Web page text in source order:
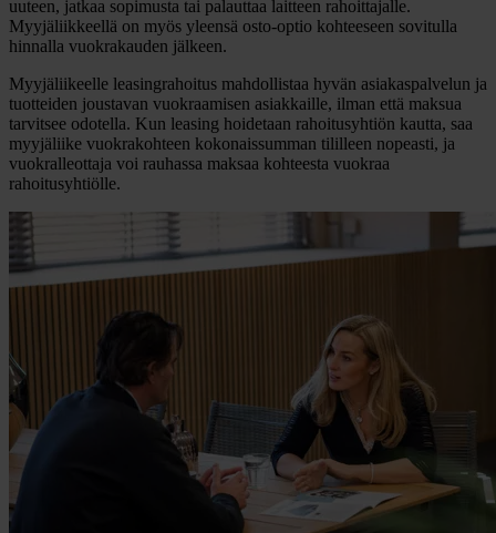
uuteen, jatkaa sopimusta tai palauttaa laitteen rahoittajalle.
Myyjäliikkeellä on myös yleensä osto-optio kohteeseen sovitulla
hinnalla vuokrakauden jälkeen.
Myyjäliikeelle leasingrahoitus mahdollistaa hyvän asiakaspalvelun ja
tuotteiden joustavan vuokraamisen asiakkaille, ilman että maksua
tarvitsee odotella. Kun leasing hoidetaan rahoitusyhtiön kautta, saa
myyjäliike vuokrakohteen kokonaissumman tililleen nopeasti, ja
vuokralleottaja voi rauhassa maksaa kohteesta vuokraa
rahoitusyhtiölle.